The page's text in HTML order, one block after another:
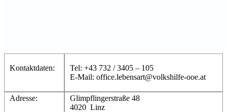
Kontaktdaten:
Tel: +43 732 / 3405 – 105
E-Mail: office.lebensart@volkshilfe-ooe.at
Adresse:
Glimpflingerstraße 48
4020 Linz